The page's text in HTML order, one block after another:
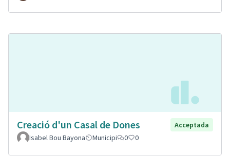
Creació d'un Casal de Dones
Acceptada
Isabel Bou Bayona
Municipi 0 0